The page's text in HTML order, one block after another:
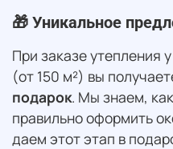
🎁 Уникальное
При заказе утепления
(от 150 м²) вы
подарок. Мы знаем,
правильно оформить
даем этот этап в